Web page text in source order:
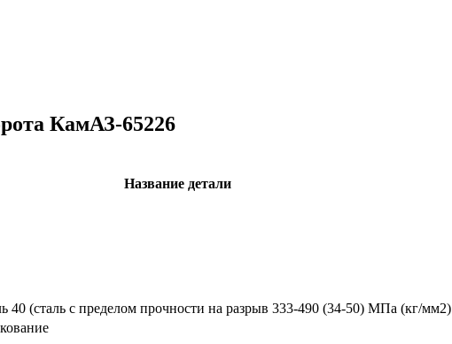
КамАЗ-65226
Название детали
40 (сталь с пределом прочности на разрыв 333-490 (34-50) МПа (кг/мм2)